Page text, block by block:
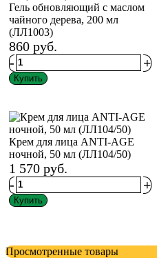
Гель обновляющий с маслом
чайного дерева, 200 мл
(ЛЛ1003)
860руб.
-
+
Купить
Крем для лица ANTI-AGE
ночной, 50 мл (ЛЛ104/50)
1 570руб.
-
+
Купить
Просмотренные товары